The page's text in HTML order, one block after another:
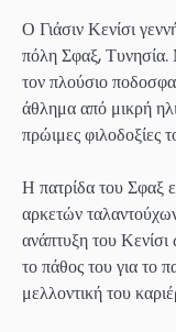
Ο Γιάσιν Κενίσι
πόλη Σφαξ, Τυνησία.
τον πλούσιο
άθλημα από μικρή
πρώιμες φιλοδοξίες
Η πατρίδα του Σφαξ
αρκετών
ανάπτυξη του
το πάθος του για το
μελλοντική του